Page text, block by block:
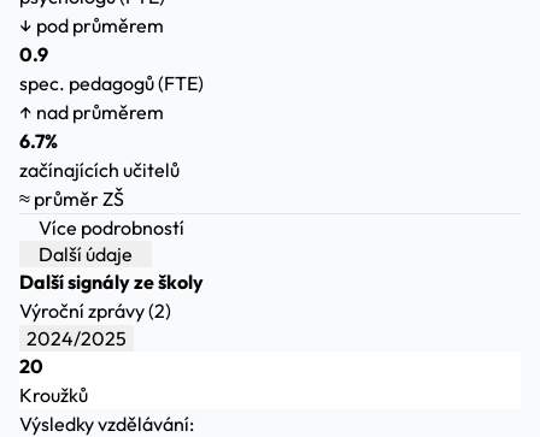
↓ pod průměrem
0.9
spec. pedagogů (FTE)
↑ nad průměrem
6.7%
začínajících učitelů
≈ průměr ZŠ
Více podrobností
Další údaje
Další signály ze školy
Výroční zprávy (2)
2024/2025
20
Kroužků
Výsledky vzdělávání: